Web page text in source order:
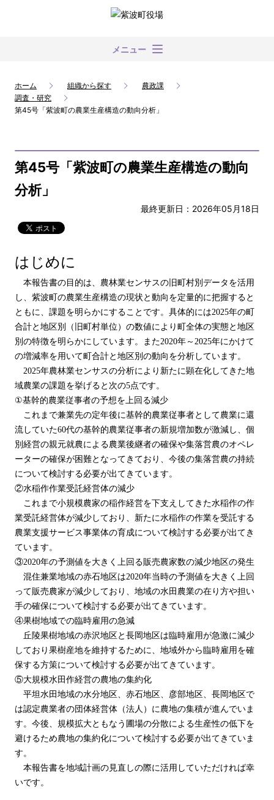
メニュー
ホーム 組織から探す
農政課
調査・研究
第45号「紫波町の農業生産構造の動向分析」
第45号「紫波町の農業生産構造の動向
分析」
最終更新日：2026年05月18日
はじめに
本報告書の目的は、農林業センサスの旧町村別データを活用
し、紫波町の農業生産構造の現状と動向を定量的に把握すると
ともに、課題を明らかにすることです。 具体的には2025年の町
合計と地区別（旧町村単位）の数値により町全体の実態と地区
別の特徴を明らかにしています。
また2020年～2025年にかけて
の増減率を用いて町合計と地区別の動向を分析しています。
2025年農林業センサスの分析により新たに顕在化してきた地
域農業の課題を挙げると次の5点です。
①基幹的農業従事者の予想を上回る減少
これまで兼業先の定年後に基幹的農業従事者として農業に還
流していた60代の基幹的農業従事者の新規増加数が激減し、個
別経営の親元就農による農業後継者の確保や集落営農のオペレ
ーターの確保が困難となってきており、今後の集落営農の持続
について検討する必要が出てきています。
②水稲作作業受託経営体の減少
これまで小規模農家の稲作経営を下支えしてきた水稲作の作
業受託経営体が減少しており、新たに水稲作の作業を受託する
農業支援サービス事業体の育成について検討する必要が出てき
ています。
③2020年の予測値を大きく上回る販売農家数の減少地区の発生
混住兼業地域の赤石地区は2020年当時の予測値を大きく上回
って販売農家が減少しており、地域の水田農業の在り方や担い
手の確保について検討する必要が出てきています。
④果樹地域での臨時雇用の急減
丘陵果樹地域の赤沢地区と長岡地区は臨時雇用が急激に減少
しており果樹産地を維持するために、地域外から臨時雇用を確
保する方策について検討する必要が出てきています。
⑤大規模水田作経営の農地の集約化
平坦水田地域の水分地区、赤石地区、彦部地区、長岡地区で
は認定農業者の団体経営体（法人）に農地の集積が進んでいま
す。今後、規模拡大ともなう圃場の分散による生産性の低下を
避けるため農地の集約化について検討する必要が出てきていま
す。
本報告書を地域計画の見直しの際に活用していただければ幸
いです。